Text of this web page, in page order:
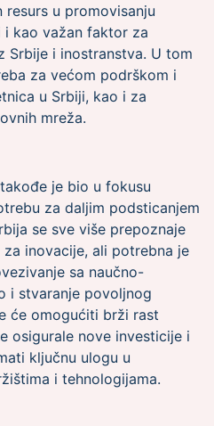
u promovisanju
i kao važan faktor za
Srbije i inostranstva. U tom
za većom podrškom i
u Srbiji, kao i za
mreža.
je bio u fokusu
za daljim podsticanjem
se sve više prepoznaje
inovacije, ali potrebna je
sa naučno-
i stvaranje povoljnog
će omogućiti brži rast
osigurale nove investicije i
ključnu ulogu u
i tehnologijama.